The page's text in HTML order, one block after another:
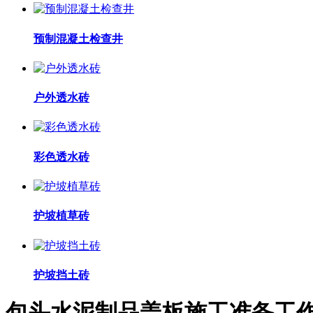
预制混凝土检查井
户外透水砖
彩色透水砖
护坡植草砖
护坡挡土砖